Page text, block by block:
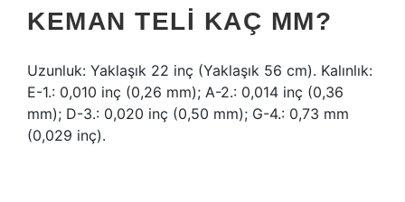
KEMAN TELI KAÇ MM?
Uzunluk: Yaklaşık 22 inç (Yaklaşık 56 cm). Kalınlık:
E-1.: 0,010 inç (0,26 mm); A-2.: 0,014 inç (0,36
mm); D-3.: 0,020 inç (0,50 mm); G-4.: 0,73 mm
(0,029 inç).